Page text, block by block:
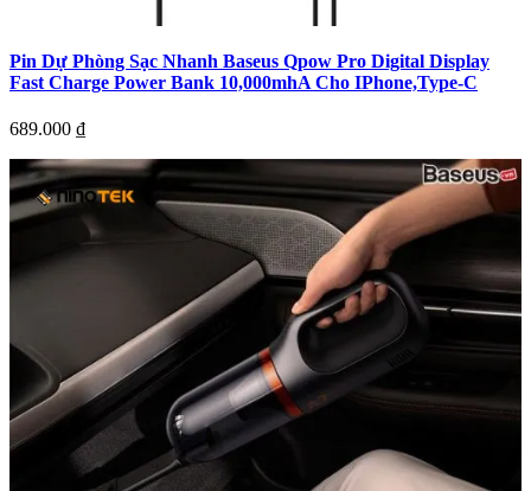
Pin Dự Phòng Sạc Nhanh Baseus Qpow Pro Digital Display
Fast Charge Power Bank 10,000mhA Cho IPhone,Type-C
689.000 ₫